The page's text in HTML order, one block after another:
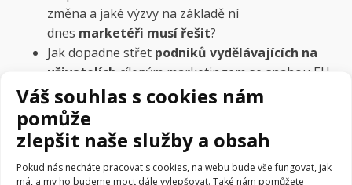
Váš souhlas s cookies nám
pomůže
zlepšit naše služby a obsah
Pokud nás necháte pracovat s cookies, na webu bude vše fungovat, jak
má, a my ho budeme moct dále vylepšovat. Také nám pomůžete
změna a jaké výzvy na základě ní
dnes marketéři musí řešit?
Jak dopadne střet podniků vydělávajících na
uživatelích cíleným marketingem se snahou EU
omezit zneužívání osobních údajů?
Jaké korporace se rozhodly
pravidla?
To a ještě mnohem více se dozvíte v záznamu
přednášky.